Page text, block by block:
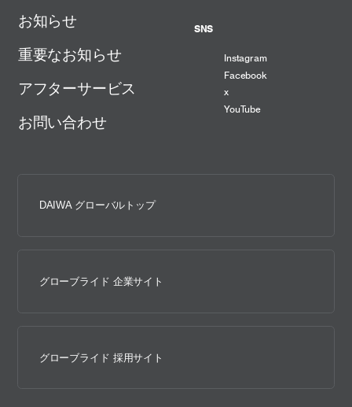
お知らせ
重要なお知らせ
アフターサービス
お問い合わせ
SNS
Instagram
Facebook
x
YouTube
DAIWA グローバルトップ
グローブライド 企業サイト
グローブライド 採用サイト